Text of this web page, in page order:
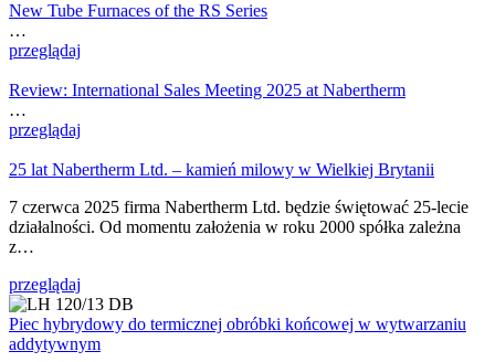
New Tube Furnaces of the RS Series
…
przeglądaj
Review: International Sales Meeting 2025 at Nabertherm
…
przeglądaj
25 lat Nabertherm Ltd. – kamień milowy w Wielkiej Brytanii
7 czerwca 2025 firma Nabertherm Ltd. będzie świętować 25-lecie
działalności. Od momentu założenia w roku 2000 spółka zależna
z…
przeglądaj
Piec hybrydowy do termicznej obróbki końcowej w wytwarzaniu
addytywnym